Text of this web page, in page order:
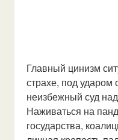
Главный цинизм
страхе, под
неизбежный суд
Наживаться на
государства,